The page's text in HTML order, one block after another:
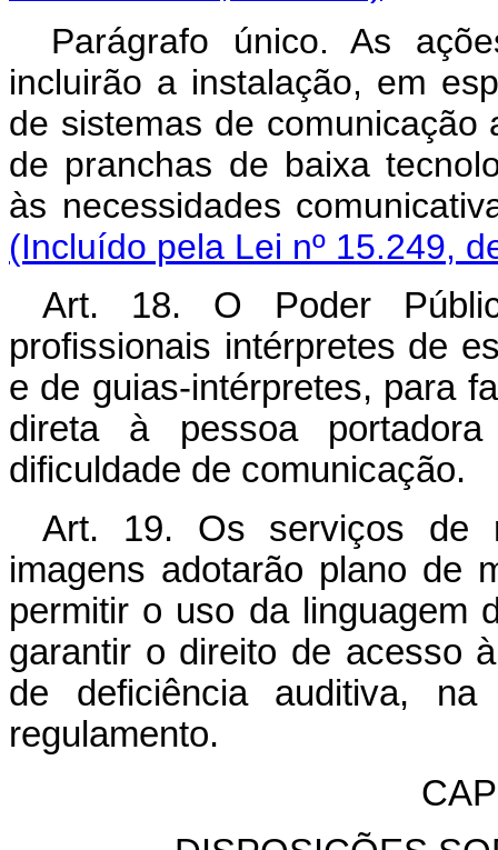
Parágrafo único. As
incluirão a instalação, em
de sistemas de comunicação
de pranchas de baixa
às necessidades
(Incluído pela Lei nº 15.249,
Art. 18. O Poder
profissionais intérpretes de
e de guias-intérpretes, para
direta à pessoa
dificuldade de
Art. 19. Os serviços de
imagens adotarão plano de
permitir o uso da linguagem
garantir o direito de acesso
de deficiência auditiva,
regulamento.